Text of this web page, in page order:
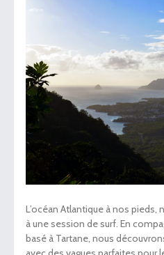
L’océan Atlantique à nos
à une session de surf. En
basé à Tartane, nous